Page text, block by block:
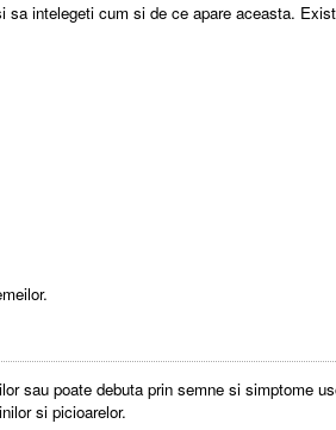
intelegeti cum si de ce apare aceasta.
sau poate debuta prin semne si simptome
si picioarelor.